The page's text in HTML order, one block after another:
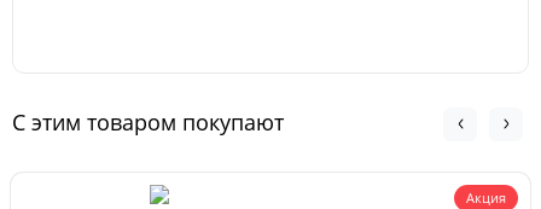
С этим товаром покупают
Акция